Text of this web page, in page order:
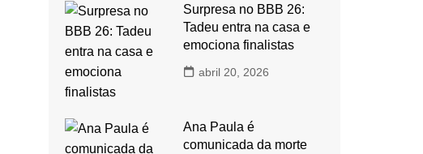
Surpresa no BBB 26:
Tadeu entra na casa e
emociona finalistas
abril 20, 2026
Ana Paula é
comunicada da morte